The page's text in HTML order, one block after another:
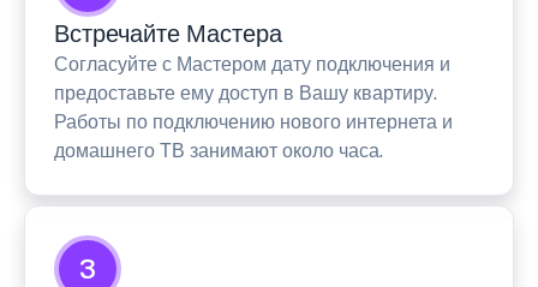
Встречайте Мастера
Согласуйте с Мастером дату подключения и
предоставьте ему доступ в Вашу квартиру.
Работы по подключению нового интернета и
домашнего ТВ занимают около часа.
3